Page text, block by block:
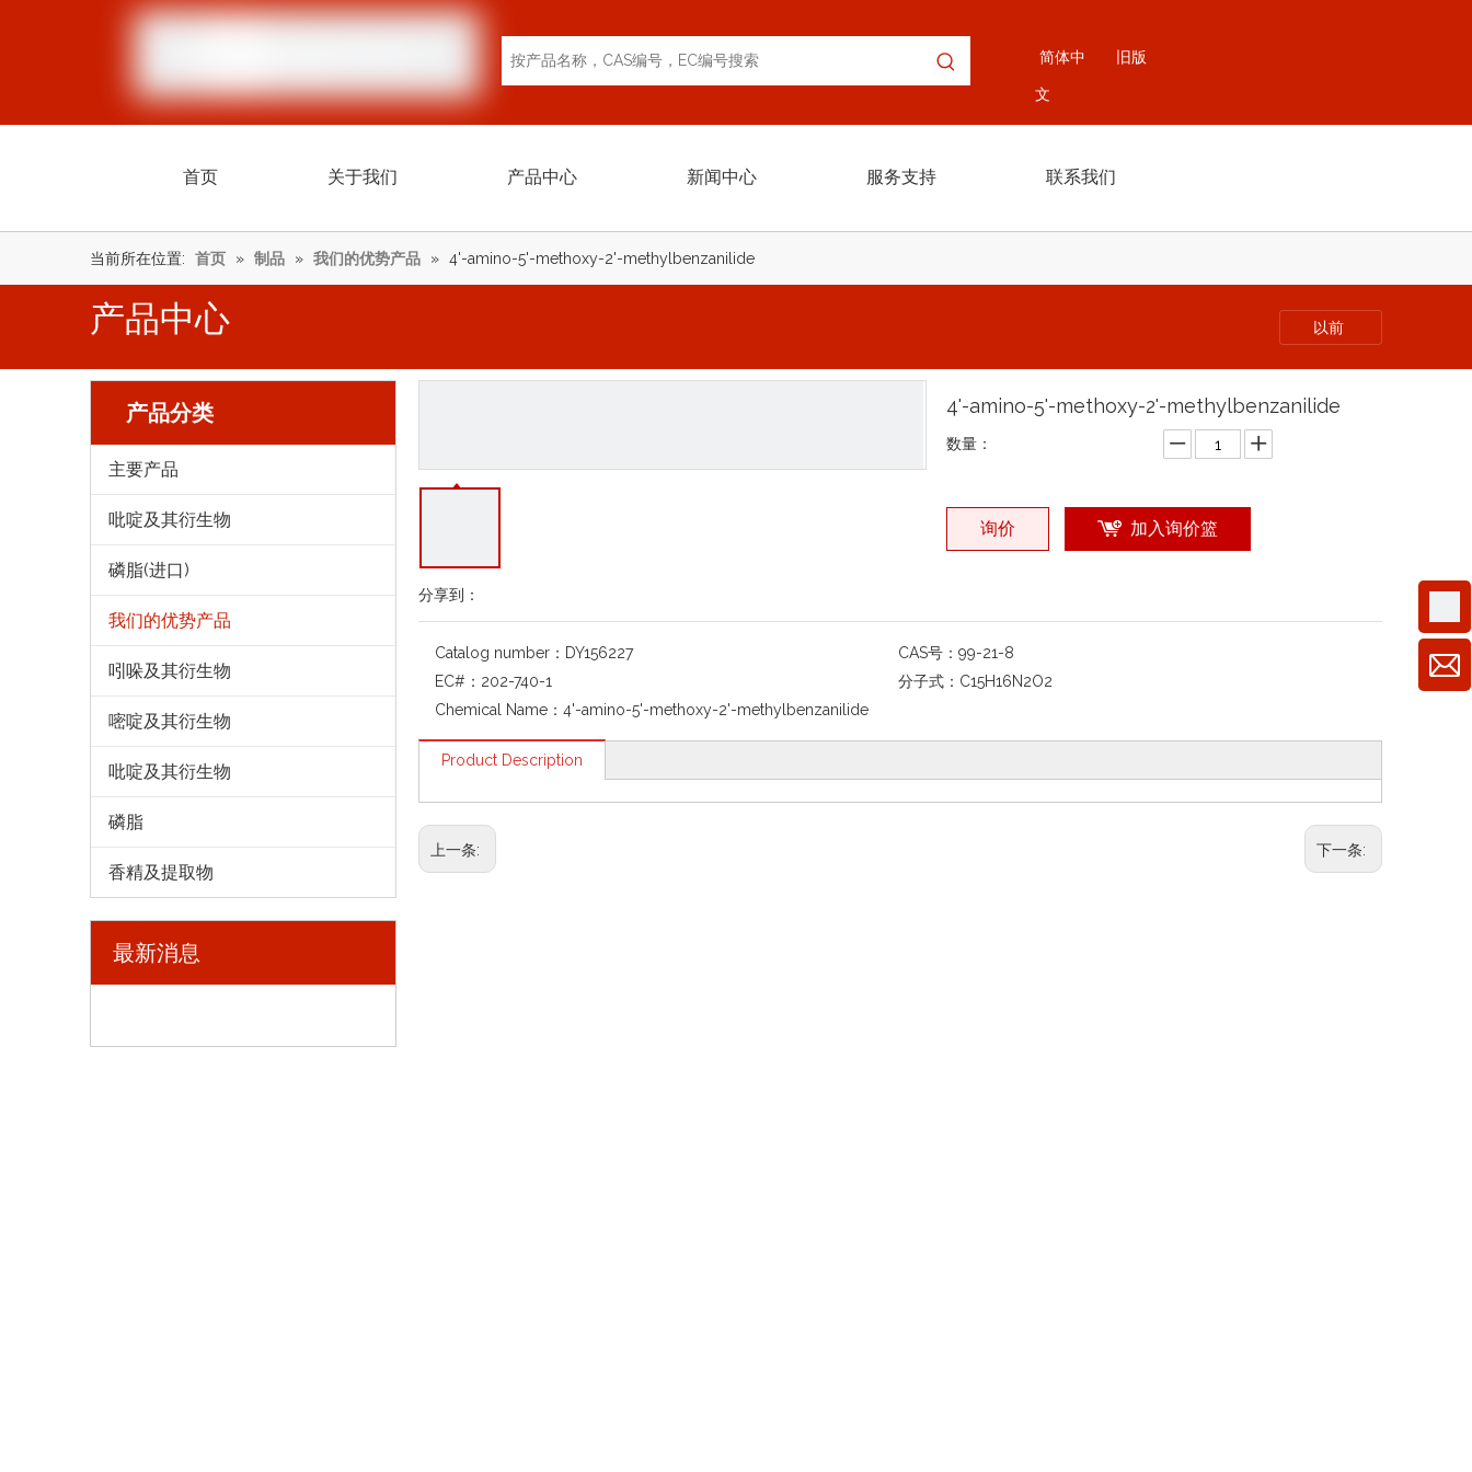
简体中
文
旧版
首页 关于我们 产品中心 新闻中心 服务支持 联系我们
当前所在位置: 首页 » 制品 » 我们的优势产品 » 4'-amino-5'-methoxy-2'-methylbenzanilide
产品中心 以前
产品分类
主要产品
吡啶及其衍生物
磷脂(进口)
我们的优势产品
吲哚及其衍生物
嘧啶及其衍生物
吡啶及其衍生物
磷脂
香精及提取物
最新消息
分享到：
4'-amino-5'-methoxy-2'-methylbenzanilide
数量：
询价 加入询价篮
Catalog number： DY156227 CAS号：99-21-8
EC#： 202-740-1 分子式： C15H16N2O2
Chemical Name： 4'-amino-5'-methoxy-2'-methylbenzanilide
Product Description
上一条: 下一条: